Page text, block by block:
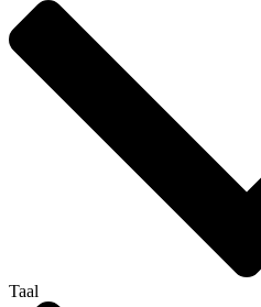
Taal